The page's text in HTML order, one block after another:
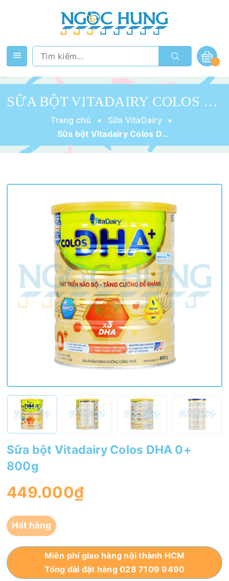
SỮA BỘT VITADAIRY COLOS DHA 0+ 800G
Trang chủ
Sữa VitaDairy
Sữa bột Vitadairy Colos DHA 0+ 800g
Sữa bột Vitadairy Colos DHA 0+
800g
449.000₫
Hết hàng
Miễn phí giao hàng nội thành HCM
Tổng đài đặt hàng 028 7109 9490